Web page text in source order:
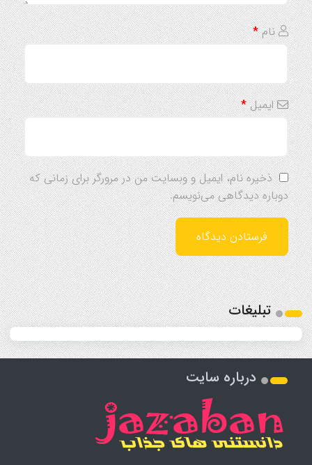
نام*
ایمیل*
ذخیره نام، ایمیل و وبسایت من در مرورگر برای زمانی که
دوباره دیدگاهی می‌نویسم.
تبلیغات
درباره سایت